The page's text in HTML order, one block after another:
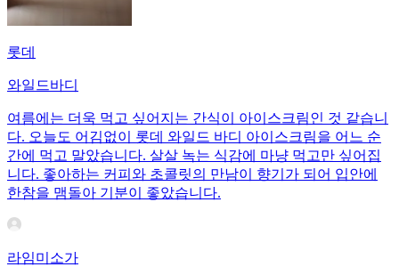
롯데
와일드바디
여름에는 더욱 먹고 싶어지는 간식이 아이스크림인 것 같습니
다. 오늘도 어김없이 롯데 와일드 바디 아이스크림을 어느 순
간에 먹고 말았습니다. 살살 녹는 식감에 마냥 먹고만 싶어집
니다. 좋아하는 커피와 초콜릿의 만남이 향기가 되어 입안에
한참을 맴돌아 기분이 좋았습니다.
라임미소가